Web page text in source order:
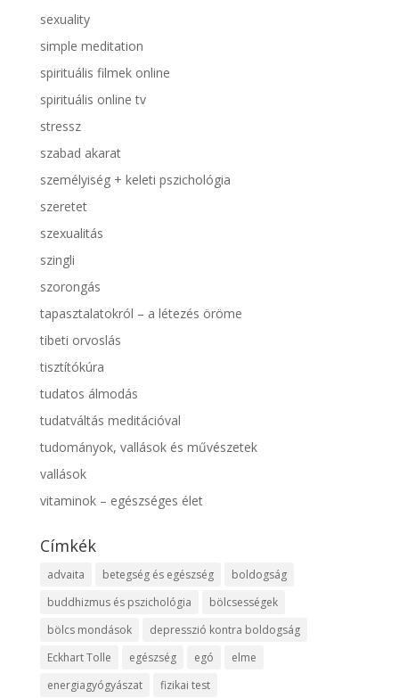
sexuality
simple meditation
spirituális filmek online
spirituális online tv
stressz
szabad akarat
személyiség + keleti pszichológia
szeretet
szexualitás
szingli
szorongás
tapasztalatokról – a létezés öröme
tibeti orvoslás
tisztítókúra
tudatos álmodás
tudatváltás meditációval
tudományok, vallások és művészetek
vallások
vitaminok – egészséges élet
Címkék
advaita betegség és egészség
boldogság
buddhizmus és pszichológia
bölcsességek
bölcs mondások
depresszió kontra boldogság
Eckhart Tolle
egészség egó
elme
energiagyógyászat
fizikai test